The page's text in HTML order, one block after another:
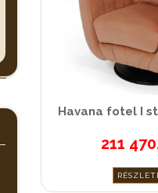
Havana fotel I
211